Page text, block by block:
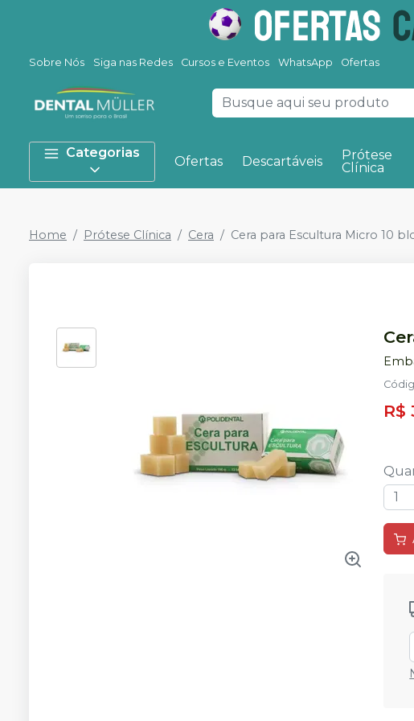
Sobre Nós Siga nas Redes Cursos e Eventos WhatsApp Ofertas
Categorias
Ofertas Descartáveis
Prótese
Clínica
Home Prótese Clínica Cera Cera para Escultura Micro 10
R$